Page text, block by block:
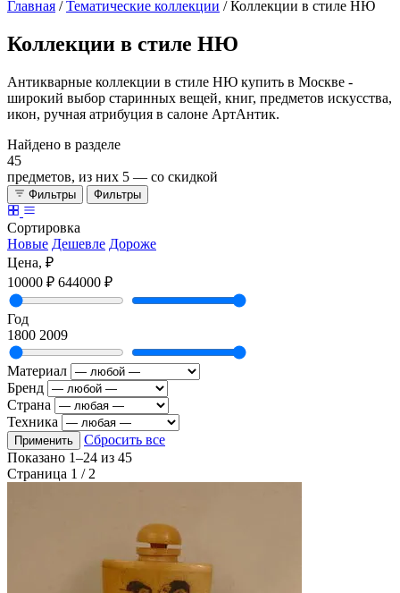
Главная / Тематические коллекции / Коллекции в стиле НЮ
Коллекции в стиле НЮ
Антикварные коллекции в стиле НЮ купить в Москве -
широкий выбор старинных вещей, книг, предметов искусства,
икон, ручная атрибуция в салоне АртАнтик.
Найдено в разделе
45
предметов, из них 5 — со скидкой
Фильтры Фильтры
Сортировка
Новые Дешевле Дороже
Цена, ₽
10000 ₽ 644000 ₽
Год
1800 2009
Материал
Бренд
Страна
Техника
Применить
Сбросить все
Показано 1–24 из 45
Страница 1 / 2